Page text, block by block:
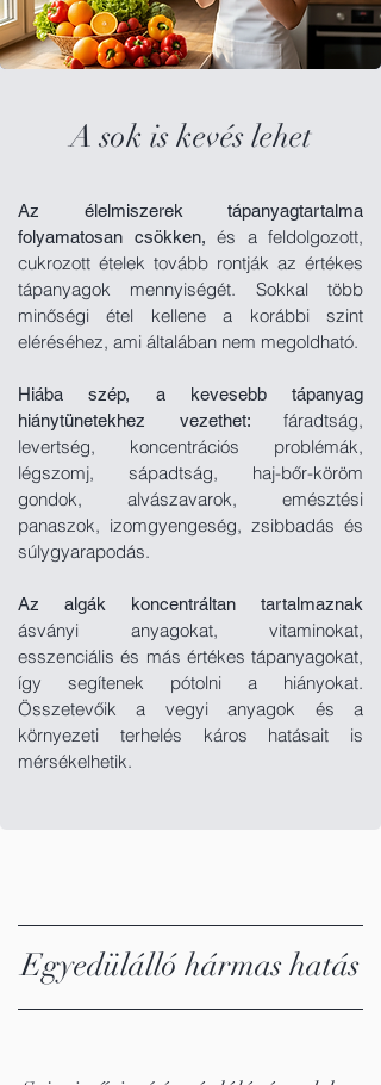
A sok is kevés lehet
Az élelmiszerek tápanyagtartalma
folyamatosan csökken, és a feldolgozott,
cukrozott ételek tovább rontják az értékes
tápanyagok mennyiségét.
Sokkal több
minőségi étel kellene a korábbi szint
eléréséhez, ami általában nem megoldható.
Hiába szép, a kevesebb tápanyag
hiánytünetekhez vezethet: fáradtság,
levertség, koncentrációs problémák,
légszomj, sápadtság, haj-bőr-köröm
gondok, alvászavarok, emésztési
panaszok, izomgyengeség, zsibbadás és
súlygyarapodás.
Az algák koncentráltan tartalmaznak
ásványi anyagokat, vitaminokat,
esszenciális és más értékes tápanyagokat,
így segítenek pótolni a hiányokat.
Összetevőik a vegyi anyagok és a
környezeti terhelés káros hatásait is
mérsékelhetik.
Egyedülálló hármas hatás